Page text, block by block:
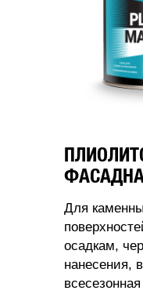
Для
осадкам,
нанесения,